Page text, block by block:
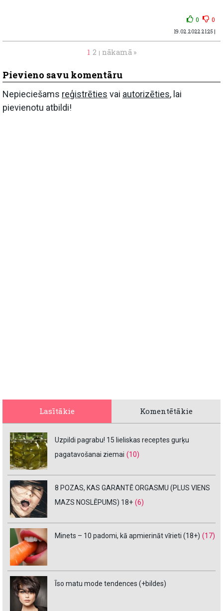
0 0
19.02.2022 21:25 |
1 2 nākamā »
Pievieno savu komentāru
Nepieciešams reģistrēties vai autorizēties, lai
pievienotu atbildi!
Lasītākie Komentētākie
Uzpildi pagrabu! 15 lieliskas receptes gurķu
pagatavošanai ziemai (10)
8 POZAS, KAS GARANTĒ ORGASMU (PLUS VIENS
MAZS NOSLĒPUMS) 18+ (6)
Minets – 10 padomi, kā apmierināt vīrieti (18+) (17)
Īso matu mode tendences (+bildes)